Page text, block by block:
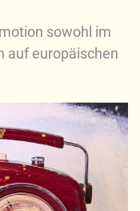
sowohl im
auf europäischen